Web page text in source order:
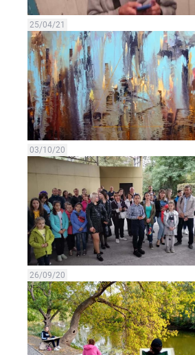
25/04/21
03/10/20
26/09/20